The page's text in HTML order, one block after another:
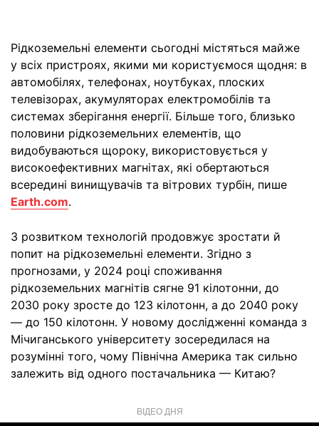
Рідкоземельні елементи сьогодні містяться майже
у всіх пристроях, якими ми користуємося щодня: в
автомобілях, телефонах, ноутбуках, плоских
телевізорах, акумуляторах електромобілів та
системах зберігання енергії. Більше того, близько
половини рідкоземельних елементів, що
видобуваються щороку, використовується у
високоефективних магнітах, які обертаються
всередині винищувачів та вітрових турбін, пише
Earth.com.
З розвитком технологій продовжує зростати й
попит на рідкоземельні елементи. Згідно з
прогнозами, у 2024 році споживання
рідкоземельних магнітів сягне 91 кілотонни, до
2030 року зросте до 123 кілотонн, а до 2040 року
— до 150 кілотонн. У новому дослідженні команда з
Мічиганського університету зосередилася на
розумінні того, чому Північна Америка так сильно
залежить від одного постачальника — Китаю?
ВІДЕО ДНЯ